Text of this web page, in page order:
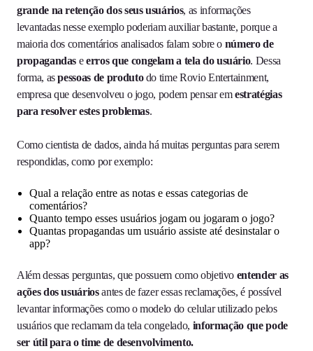
grande na retenção dos seus usuários, as informações
levantadas nesse exemplo poderiam auxiliar bastante, porque a
maioria dos comentários analisados falam sobre o número de
propagandas eerros que congelam a tela do usuário. Dessa
forma, aspessoas de produtodo time Rovio Entertainment,
empresa que desenvolveu o jogo, podem pensar emestratégias
para resolver estes problemas.
Como cientista de dados, ainda há muitas perguntas para serem
respondidas, como por exemplo:
Qual a relação entre as notas e essas categorias de
comentários?
Quanto tempo esses usuários jogam ou jogaram o jogo?
Quantas propagandas um usuário assiste até desinstalar o
app?
Além dessas perguntas, que possuem como objetivo entender as
ações dos usuáriosantes de fazer essas reclamações, é possível
levantar informações como o modelo do celular utilizado pelos
usuários que reclamam da tela congelado, informação que pode
ser útil para o time de desenvolvimento.